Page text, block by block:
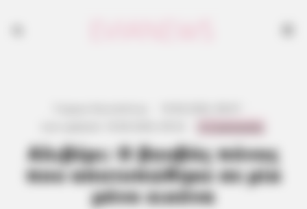
Αλιβέρι: Ο βουβός πόνος
που αποτυπώθηκε σε μία
μόνο εικόνα